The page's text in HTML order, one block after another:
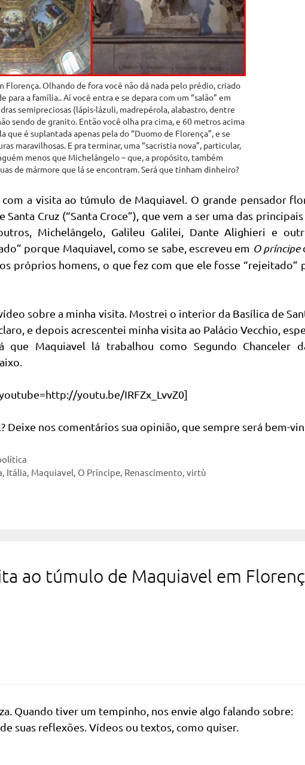
Florença. Olhando de fora você não dá nada pelo prédio, criado
para a família.. Aí você entra e se depara com um “salão” em
semipreciosas (lápis-lázuli, madrepérola, alabastro, dentre
sendo de granito. Então você olha pra cima, e 60 metros acima
que é suplantada apenas pela do “Duomo de Florença”, e se
maravilhosas. E pra terminar, uma “sacristia nova”, particular,
menos que Michelângelo – que, a propósito, também
de mármore que lá se encontram. Será que tinham dinheiro?
a visita ao túmulo de Maquiavel. O grande pensador
Cruz (“Santa Croce”), que vem a ser uma das
Michelângelo, Galileu Galilei, Dante Alighieri e
porque Maquiavel, como se sabe, escreveu em O príncipe
próprios homens, o que fez com que ele fosse “rejeitado”
sobre a minha visita. Mostrei o interior da Basílica de
e depois acrescentei minha visita ao Palácio Vecchio,
que Maquiavel lá trabalhou como Segundo Chanceler
youtu.be/IRFZx_LvvZ0]
Deixe nos comentários sua opinião, que sempre será bem-
, Itália, Maquiavel, O Príncipe, Renascimento,virtù
ao túmulo de Maquiavel em
Quando tiver um tempinho, nos envie algo falando sobre:
suas reflexões. Vídeos ou textos, como quiser.